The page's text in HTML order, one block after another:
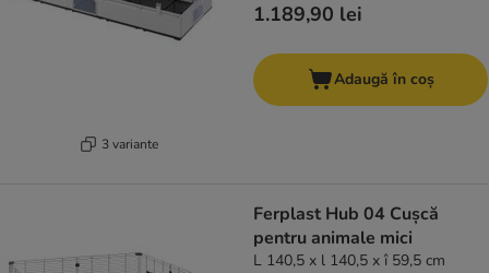
3 variante
1.189,90 lei
Adaugă în coș
Ferplast Hub 04 Cușcă
pentru animale mici
L 140,5 x l 140,5 x î 59,5 cm